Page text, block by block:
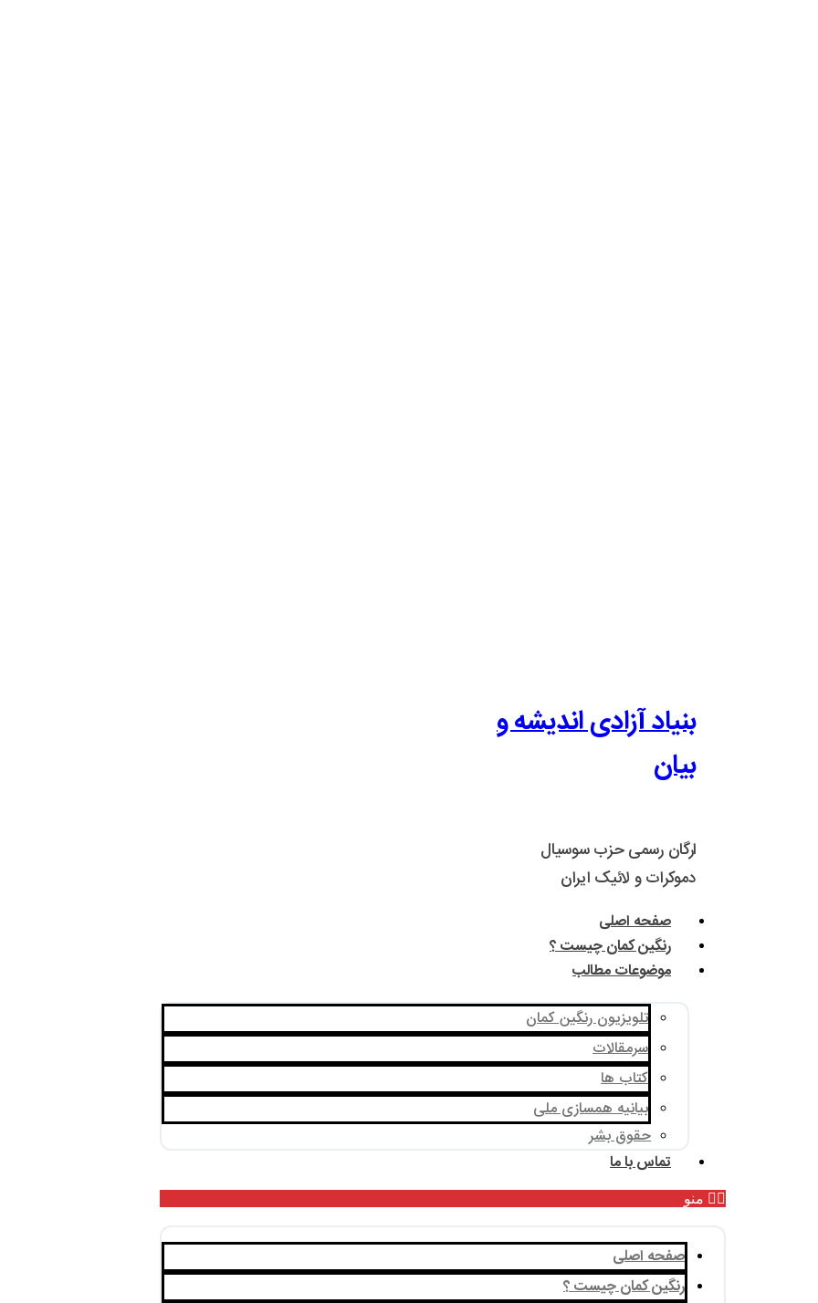
بنیاد آزادی اندیشه و
بیان
ارگان رسمی حزب سوسیال
دموکرات و لائیک ایران
صفحه اصلی
رنگین کمان چیست ؟
موضوعات مطالب
تلویزیون رنگین کمان
سرمقالات
کتاب ها
بیانیه همسازی ملی
حقوق بشر
تماس با ما
منو
صفحه اصلی
رنگین کمان چیست ؟